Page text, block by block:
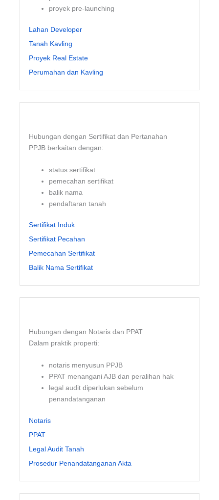
proyek pre-launching
Lahan Developer
Tanah Kavling
Proyek Real Estate
Perumahan dan Kavling
Hubungan dengan Sertifikat dan Pertanahan
PPJB berkaitan dengan:
status sertifikat
pemecahan sertifikat
balik nama
pendaftaran tanah
Sertifikat Induk
Sertifikat Pecahan
Pemecahan Sertifikat
Balik Nama Sertifikat
Hubungan dengan Notaris dan PPAT
Dalam praktik properti:
notaris menyusun PPJB
PPAT menangani AJB dan peralihan hak
legal audit diperlukan sebelum
penandatanganan
Notaris
PPAT
Legal Audit Tanah
Prosedur Penandatanganan Akta